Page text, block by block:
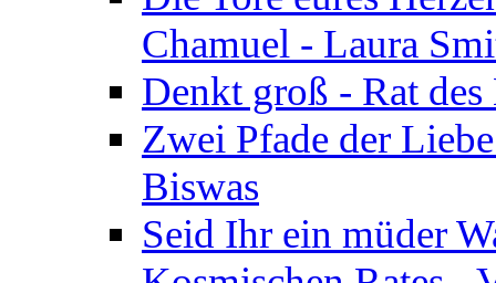
Chamuel - Laura
Denkt groß - Rat
Zwei Pfade der
Biswas
Seid Ihr ein müder